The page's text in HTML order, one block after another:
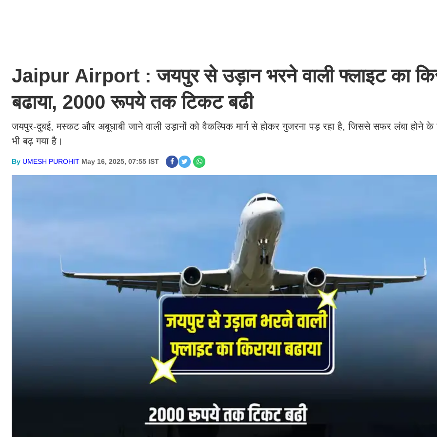
Jaipur Airport : जयपुर सेउड़ान भरने वाली फ्लाइट का
बढाया, 2000 रूपये तक टिकट बढी
जयपुर-दुबई, मस्कट और अबूधाबी जाने वाली उड़ानों को वैकल्पिक मार्ग से होकर गुजरना पड़ रहा है, जिससे सफर लंबा होने के
भी बढ़ गया है।
By UMESH PUROHIT May 16, 2025, 07:55 IST